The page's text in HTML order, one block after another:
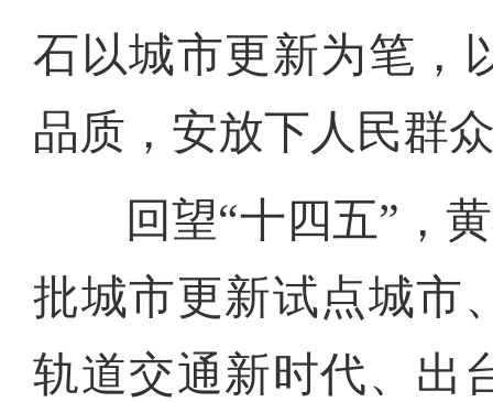
石以城市更新为笔，
品质，安放下人民群
回望“十四五”，黄
批城市更新试点城市
轨道交通新时代、出